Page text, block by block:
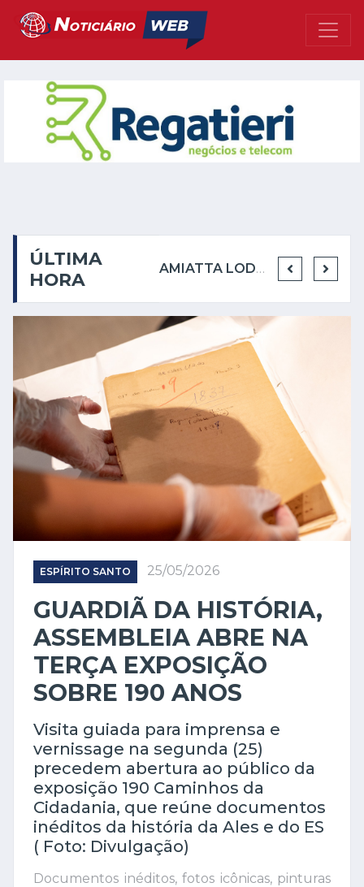
ÚLTIMA
HORA
EMICIDA PRESTA HOMENAGEM AOS RACIONAIS MC'S NO MOVIMENTO CIDADE AMIATTA LODGE REÚNE CONVIDADOS PARA PODA DAS VIDEIRAS EM SÁBADO DE LUA NOVA
ESPÍRITO SANTO 25/05/2026
GUARDIÃ DA HISTÓRIA,
ASSEMBLEIA ABRE NA
TERÇA EXPOSIÇÃO
SOBRE 190 ANOS
Visita guiada para imprensa e
vernissage na segunda (25)
precedem abertura ao público da
exposição 190 Caminhos da
Cidadania, que reúne documentos
inéditos da história da Ales e do ES
( Foto: Divulgação)
Documentos inéditos, fotos icônicas, pinturas